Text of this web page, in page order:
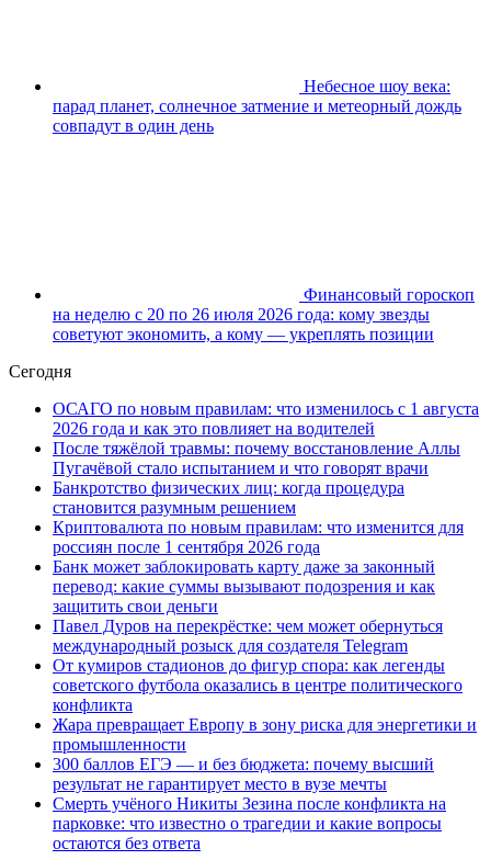
Небесное шоу века:
парад планет, солнечное затмение и метеорный дождь
совпадут в один день
Финансовый гороскоп
на неделю с 20 по 26 июля 2026 года: кому звезды
советуют экономить, а кому — укреплять позиции
Сегодня
ОСАГО по новым правилам: что изменилось с 1 августа
2026 года и как это повлияет на водителей
После тяжёлой травмы: почему восстановление Аллы
Пугачёвой стало испытанием и что говорят врачи
Банкротство физических лиц: когда процедура
становится разумным решением
Криптовалюта по новым правилам: что изменится для
россиян после 1 сентября 2026 года
Банк может заблокировать карту даже за законный
перевод: какие суммы вызывают подозрения и как
защитить свои деньги
Павел Дуров на перекрёстке: чем может обернуться
международный розыск для создателя Telegram
От кумиров стадионов до фигур спора: как легенды
советского футбола оказались в центре политического
конфликта
Жара превращает Европу в зону риска для энергетики и
промышленности
300 баллов ЕГЭ — и без бюджета: почему высший
результат не гарантирует место в вузе мечты
Смерть учёного Никиты Зезина после конфликта на
парковке: что известно о трагедии и какие вопросы
остаются без ответа